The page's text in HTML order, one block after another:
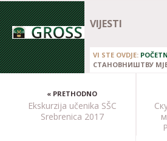
VIJESTI
VI STE OVDJE:
СТАНОВНИШТВУ
« PRETHODNO
Ekskurzija učenika SŠC
Srebrenica 2017